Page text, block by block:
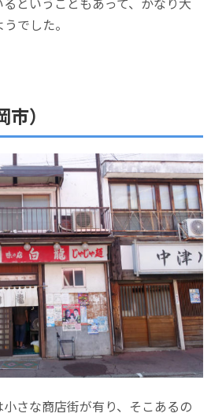
でした。
）
さな商店街が有り、そこあるの